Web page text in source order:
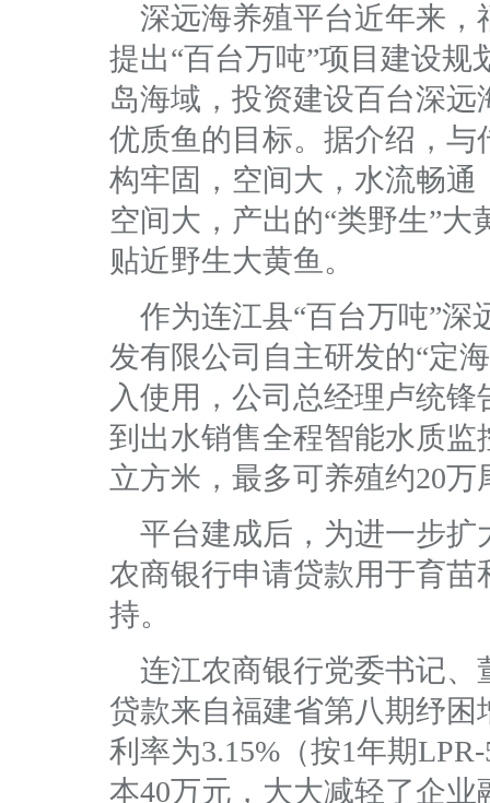
深远海养殖平台近年来
提出“百台万吨”项目建设
岛海域，投资建设百台深
优质鱼的目标。据介绍，
构牢固，空间大，水流畅
空间大，产出的“类野生”
贴近野生大黄鱼。
作为连江县“百台万吨”
发有限公司自主研发的“定
入使用，公司总经理卢统
到出水销售全程智能水质监
立方米，最多可养殖约20
平台建成后，为进一步扩
农商银行申请贷款用于育苗
持。
连江农商银行党委书记、
贷款来自福建省第八期纾
利率为3.15%（按1年期
本40万元，大大减轻了企业